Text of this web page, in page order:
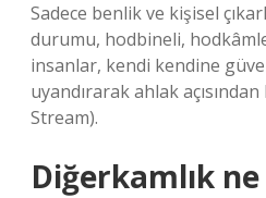
Sadece benlik ve kişisel
durumu, hodbineli,
insanlar, kendi kendine
uyandırarak ahlak
Stream).
Diğerkamlık